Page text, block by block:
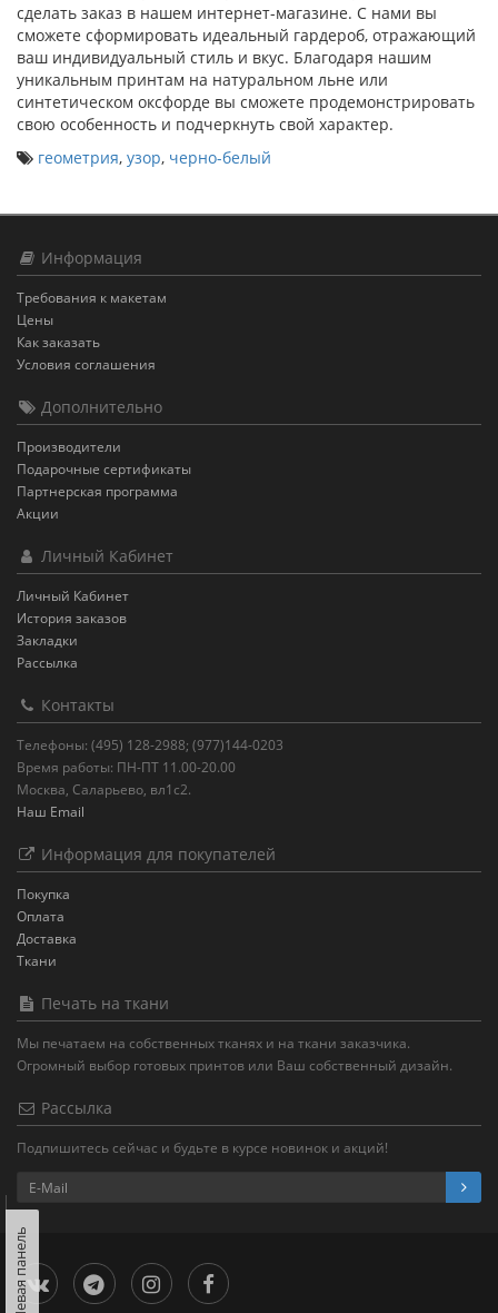
сделать заказ в нашем интернет-магазине. С нами вы
сможете сформировать идеальный гардероб, отражающий
ваш индивидуальный стиль и вкус. Благодаря нашим
уникальным принтам на натуральном льне или
синтетическом оксфорде вы сможете продемонстрировать
свою особенность и подчеркнуть свой характер.
геометрия, узор, черно-белый
Информация
Требования к макетам
Цены
Как заказать
Условия соглашения
Дополнительно
Производители
Подарочные сертификаты
Партнерская программа
Акции
Личный Кабинет
Личный Кабинет
История заказов
Закладки
Рассылка
Контакты
Телефоны: (495) 128-2988; (977)144-0203
Время работы: ПН-ПТ 11.00-20.00
Москва, Саларьево, вл1с2.
Наш Email
Информация для покупателей
Покупка
Оплата
Доставка
Ткани
Печать на ткани
Мы печатаем на собственных тканях и на ткани заказчика.
Огромный выбор готовых принтов или Ваш собственный дизайн.
Рассылка
Подпишитесь сейчас и будьте в курсе новинок и акций!
Левая панель